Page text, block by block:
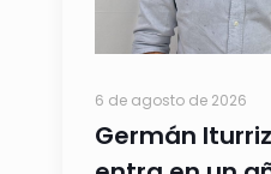
6 de agosto de 2026
Germán